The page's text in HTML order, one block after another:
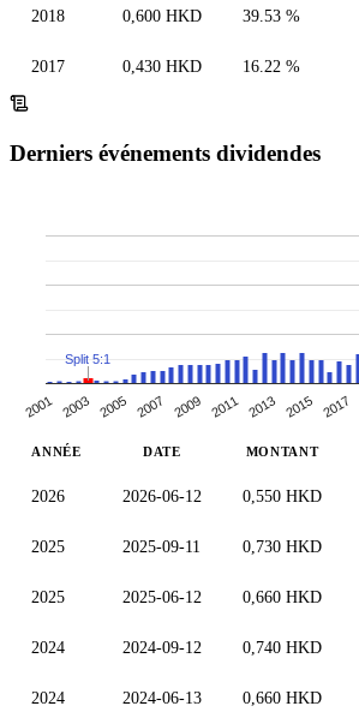
2018 0,600 HKD 39.53 %
2017 0,430 HKD 16.22 %
Derniers événements dividendes
2001 2003 2005 2007 2009 2011 2013 2015 2017
Split 5:1
ANNÉE DATE MONTANT
2026 2026-06-12 0,550 HKD
2025 2025-09-11 0,730 HKD
2025 2025-06-12 0,660 HKD
2024 2024-09-12 0,740 HKD
2024 2024-06-13 0,660 HKD